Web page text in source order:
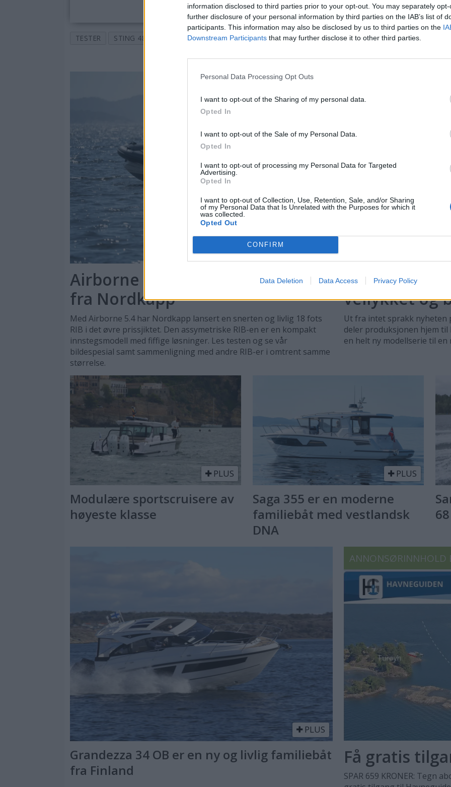
information disclosed to third parties prior to your opt-out. You may separately
further disclosure of your personal information by third parties on the IAB’s list of
participants. This information may also be disclosed by us to third parties on the
Downstream Participants that may further disclose it to other third parties.
Personal Data Processing Opt Outs
I want to opt-out of the Sharing of my personal data.
Opted In
I want to opt-out of the Sale of my Personal Data.
Opted In
I want to opt-out of processing my Personal Data for Targeted
Advertising.
Opted In
I want to opt-out of Collection, Use, Retention, Sale, and/or Sharing
of my Personal Data that Is Unrelated with the Purposes for which it
was collected.
Opted Out
CONFIRM
Data Deletion Data Access Privacy Policy
TESTER STING 485 PRO STING LANDSTEDBÅT BÅTER BM201407 STING 485S TEST
PLUS
Airborne 5.4 er en sporty 18-foter
fra Nordkapp
Med Airborne 5.4 har Nordkapp lansert en snerten og livlig 18 fots
RIB i det øvre prissjiktet. Den assymetriske RIB-en er en kompakt
innstegsmodell med fiffige løsninger. Les testen og se vår
bildespesial samt sammenligning med andre RIB-er i omtrent samme
størrelse.
Askeladden
vellykket og
Ut fra intet sprakk nyheten
deler produksjonen hjem
en helt ny modellserie til
PLUS
Modulære sportscruisere av
høyeste klasse
PLUS
Saga 355 er en moderne
familiebåt med vestlandsk
DNA
PLUS
Grandezza 34 OB er en ny og livlig familiebåt
fra Finland
ANNONSØRINNHOLD
Få gratis
SPAR 659 KRONER: Tegn